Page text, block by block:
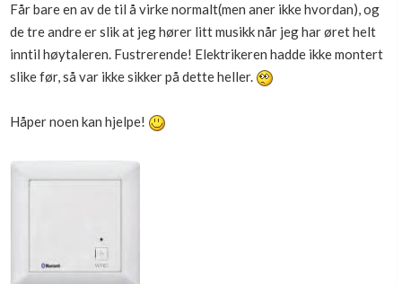
Boligmappa+
Få mer ut av Boligmappa
Nytt
Får bare en av de til å virke normalt(men aner ikke hvordan), og
de tre andre er slik at jeg hører litt musikk når jeg har øret helt
inntil høytaleren. Fustrerende! Elektrikeren hadde ikke montert
slike før, så var ikke sikker på dette heller.
Håper noen kan hjelpe!